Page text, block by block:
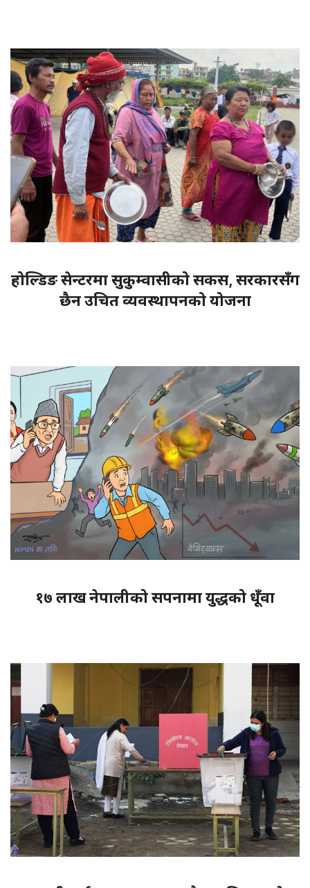
होल्डिङ सेन्टरमा सुकुम्वासीको सकस, सरकारसँग
छैन उचित व्यवस्थापनको योजना
१७ लाख नेपालीको सपनामा युद्धको धूँवा